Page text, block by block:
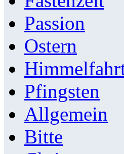
Passion
Ostern
Pfingsten
Allgemein
Bitte